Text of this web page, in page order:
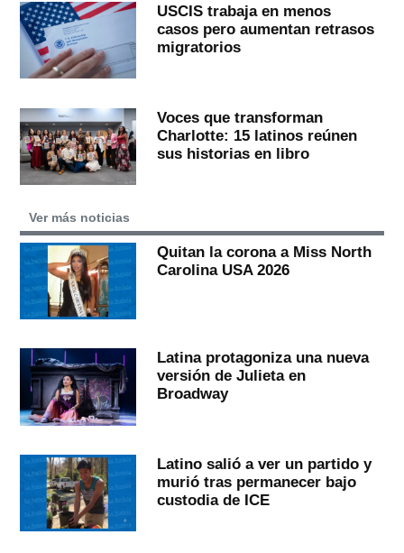
USCIS trabaja en menos
casos pero aumentan retrasos
migratorios
Voces que transforman
Charlotte: 15 latinos reúnen
sus historias en libro
Ver más noticias
Quitan la corona a Miss North
Carolina USA 2026
Latina protagoniza una nueva
versión de Julieta en
Broadway
Latino salió a ver un partido y
murió tras permanecer bajo
custodia de ICE